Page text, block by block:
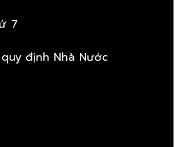
7
định Nhà Nước